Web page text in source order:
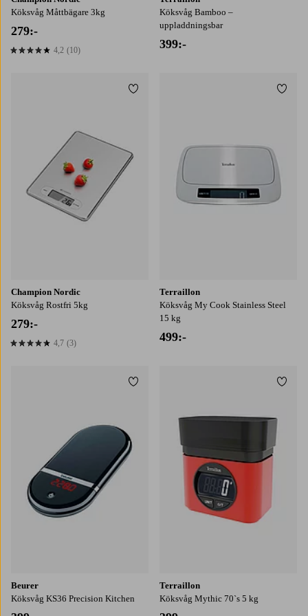
Köksvåg Måttbägare 3kg
279:-
4,2 baserat på 10 st betyg
4,2 (10)
Köksvåg Bamboo –
uppladdningsbar
399:-
Champion Nordic
Köksvåg Rostfri 5kg
279:-
4,7 baserat på 3 st betyg
4,7 (3)
Lägg till i favoriter
Terraillon
Köksvåg My Cook Stainless Steel
15 kg
499:-
Beurer
Köksvåg KS36 Precision Kitchen
Lägg till i favoriter
Terraillon
Köksvåg Mythic 70`s 5 kg